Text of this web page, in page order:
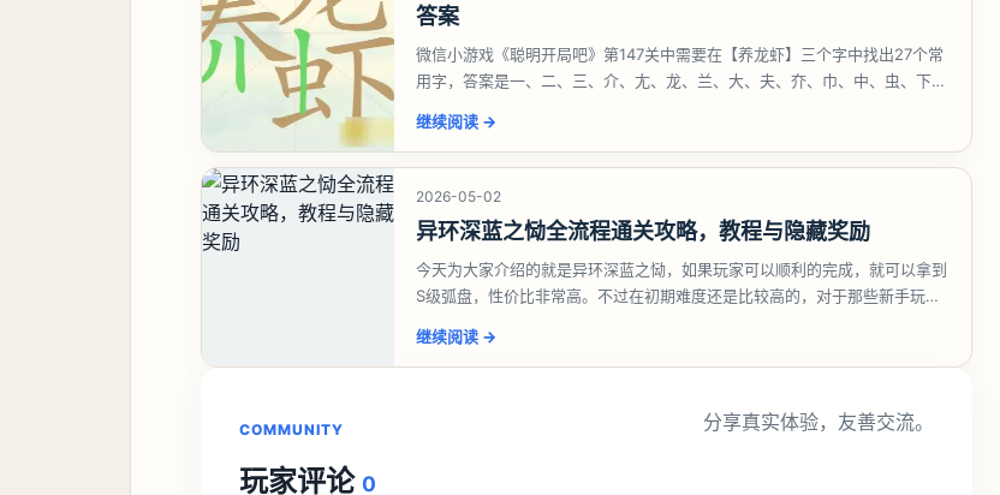
答案
微信小游戏《聪明开局吧》第147关中需要在【养龙虾】三个字中找出27个常
用字，答案是一、二、三、介、尢、龙、兰、大、夫、夰、巾、中、虫、下、
继续阅读 →
2026-05-02
异环深蓝之恸全流程通关攻略，教程与隐藏奖励
今天为大家介绍的就是异环深蓝之恸，如果玩家可以顺利的完成，就可以拿到
S级弧盘，性价比非常高。不过在初期难度还是比较高的，对于那些新手玩家
继续阅读 →
COMMUNITY
玩家评论 0
分享真实体验，友善交流。